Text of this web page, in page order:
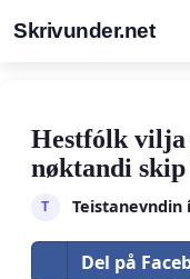
Skrivunder.net
Hestfólk vilja
nøktandi
T Teistanevndin
Del på